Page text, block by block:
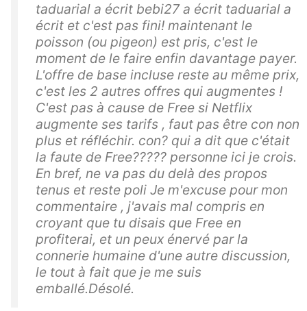
taduarial a écrit bebi27 a écrit taduarial a
écrit et c'est pas fini! maintenant le
poisson (ou pigeon) est pris, c'est le
moment de le faire enfin davantage payer.
L'offre de base incluse reste au même prix,
c'est les 2 autres offres qui augmentes !
C'est pas à cause de Free si Netflix
augmente ses tarifs , faut pas être con non
plus et réfléchir. con? qui a dit que c'était
la faute de Free????? personne ici je crois.
En bref, ne va pas du delà des propos
tenus et reste poli Je m'excuse pour mon
commentaire , j'avais mal compris en
croyant que tu disais que Free en
profiterai, et un peux énervé par la
connerie humaine d'une autre discussion,
le tout à fait que je me suis
emballé.Désolé.